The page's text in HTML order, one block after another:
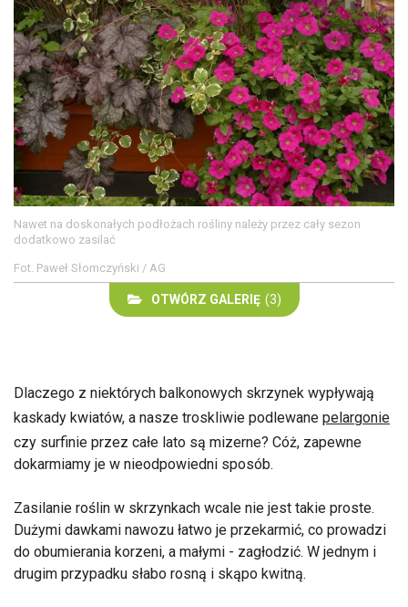
Nawet na doskonałych podłożach rośliny należy przez cały sezon
dodatkowo zasilać
Fot. Paweł Słomczyński / AG
OTWÓRZ GALERIĘ (3)
Dlaczego z niektórych balkonowych skrzynek wypływają
kaskady kwiatów, a nasze troskliwie podlewane pelargonie
czy surfinie przez całe lato są mizerne? Cóż, zapewne
dokarmiamy je w nieodpowiedni sposób.
Zasilanie roślin w skrzynkach wcale nie jest takie proste.
Dużymi dawkami nawozu łatwo je przekarmić, co prowadzi
do obumierania korzeni, a małymi - zagłodzić. W jednym i
drugim przypadku słabo rosną i skąpo kwitną.